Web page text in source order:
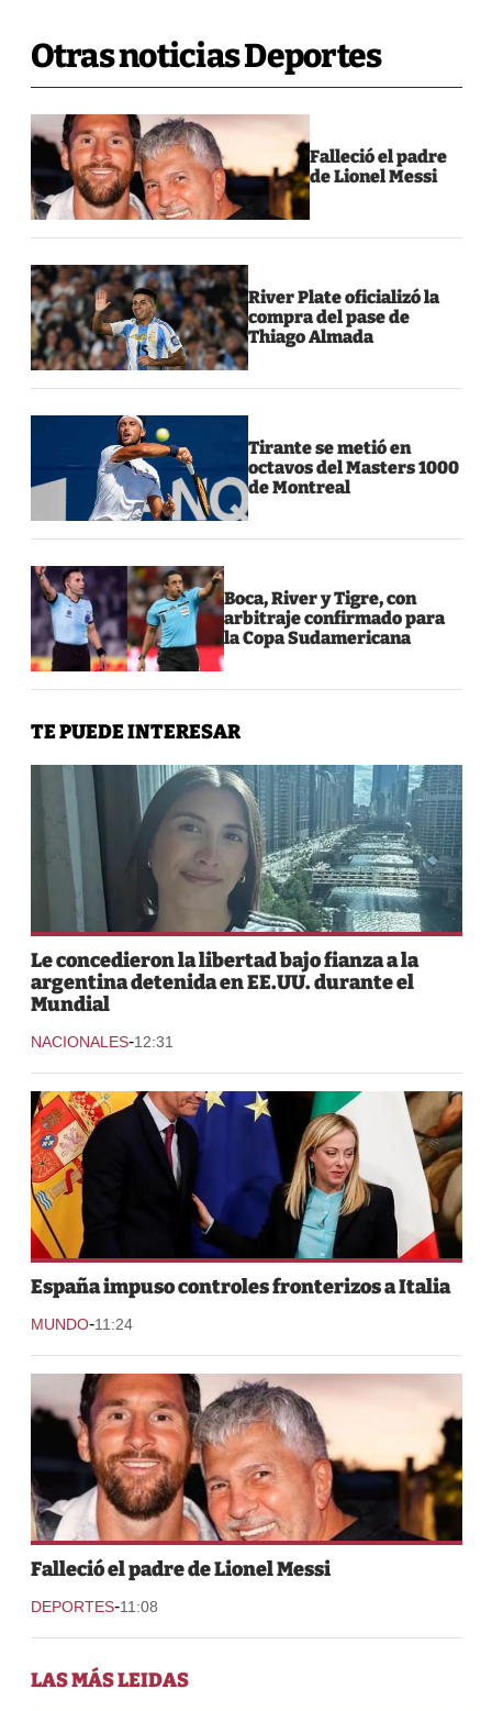
Otras noticias Deportes
Falleció el padre
de Lionel Messi
River Plate oficializó la
compra del pase de
Thiago Almada
Tirante se metió en
octavos del Masters 1000
de Montreal
Boca, River y Tigre, con
arbitraje confirmado para
la Copa Sudamericana
TE PUEDE INTERESAR
Le concedieron la libertad bajo fianza a la
argentina detenida en EE.UU. durante el
Mundial
NACIONALES-12:31
España impuso controles fronterizos a Italia
MUNDO-11:24
Falleció el padre de Lionel Messi
DEPORTES-11:08
LAS MÁS LEIDAS